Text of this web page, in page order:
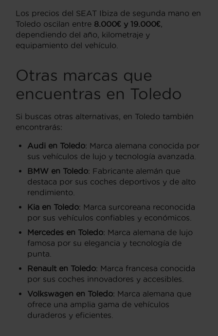
Los precios del SEAT Ibiza de segunda mano en
Toledo oscilan entre 8.000€ y 19.000€,
dependiendo del año, kilometraje y
equipamiento del vehículo.
Otras marcas que
encuentras en Toledo
Si buscas otras alternativas, en Toledo también
encontrarás:
Audi en Toledo: Marca alemana conocida por
sus vehículos de lujo y tecnología avanzada.
BMW en Toledo: Fabricante alemán que
destaca por sus coches deportivos y de alto
rendimiento.
Kia en Toledo: Marca surcoreana reconocida
por sus vehículos confiables y económicos.
Mercedes en Toledo: Marca alemana de lujo
famosa por su elegancia y tecnología de
punta.
Renault en Toledo: Marca francesa conocida
por sus coches innovadores y accesibles.
Volkswagen en Toledo: Marca alemana que
ofrece una amplia gama de vehículos
duraderos y eficientes.